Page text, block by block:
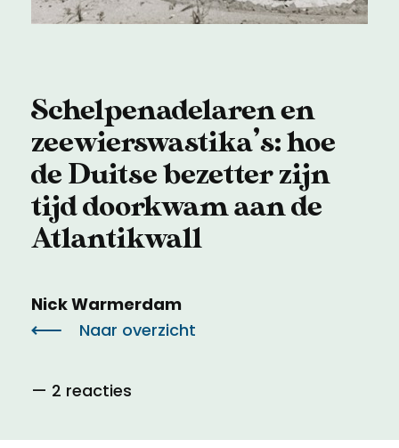
Voorwaarden
Schelpenadelaren en
zeewierswastika’s: hoe
de Duitse bezetter zijn
tijd doorkwam aan de
Atlantikwall
Nick Warmerdam
Naar overzicht
— 2 reacties